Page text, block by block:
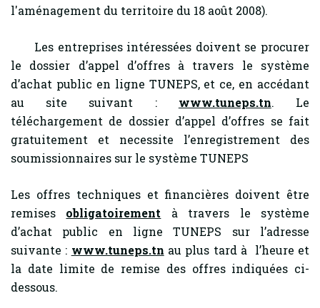
l'aménagement du territoire du 18 août 2008).
Les entreprises intéressées doivent se procurer
le dossier d’appel d’offres à travers le système
d’achat public en ligne TUNEPS, et ce, en accédant
au site suivant : www.tuneps.tn. Le
téléchargement de dossier d’appel d’offres se fait
gratuitement et necessite l’enregistrement des
soumissionnaires sur le système TUNEPS
Les offres techniques et financières doivent être
remises obligatoirement à travers le système
d’achat public en ligne TUNEPS sur l’adresse
suivante : www.tuneps.tn au plus tard à l’heure et
la date limite de remise des offres indiquées ci-
dessous.